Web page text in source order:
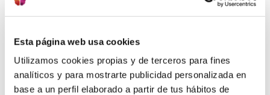
Esta página web usa cookies
Utilizamos cookies propias y de terceros para fines
analíticos y para mostrarte publicidad personalizada en
base a un perfil elaborado a partir de tus hábitos de